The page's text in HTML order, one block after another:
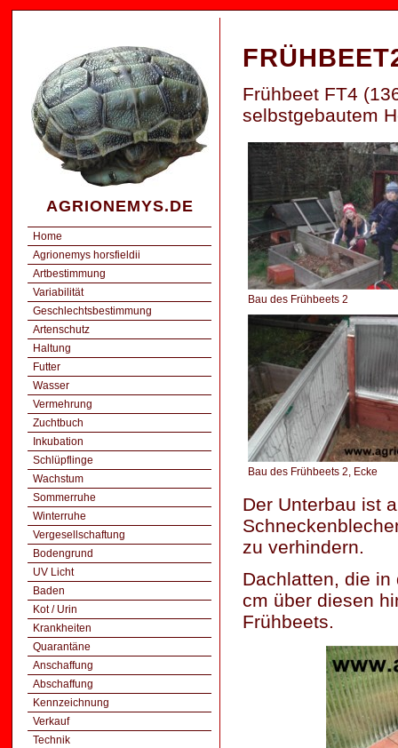
AGRIONEMYS.DE
Home
Agrionemys horsfieldii
Artbestimmung
Variabilität
Geschlechtsbestimmung
Artenschutz
Haltung
Futter
Wasser
Vermehrung
Zuchtbuch
Inkubation
Schlüpflinge
Wachstum
Sommerruhe
Winterruhe
Vergesellschaftung
Bodengrund
UV Licht
Baden
Kot / Urin
Krankheiten
Quarantäne
Anschaffung
Abschaffung
Kennzeichnung
Verkauf
Technik
Frühbeet FT4
selbstgebautem
Bau des Frühbeets 2
Bau des Frühbeets 2, Ecke
Der Unterbau ist
zu verhindern.
Dachlatten, die
cm über diesen
Frühbeets.